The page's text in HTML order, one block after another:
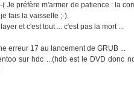
Je préfère m'armer de patience : la
fais la vaisselle ;-).
et c'est tout ... c'est pas la mort ...
erreur 17 au lancement de GRUB ...
sur hdc ...(hdb est le DVD donc